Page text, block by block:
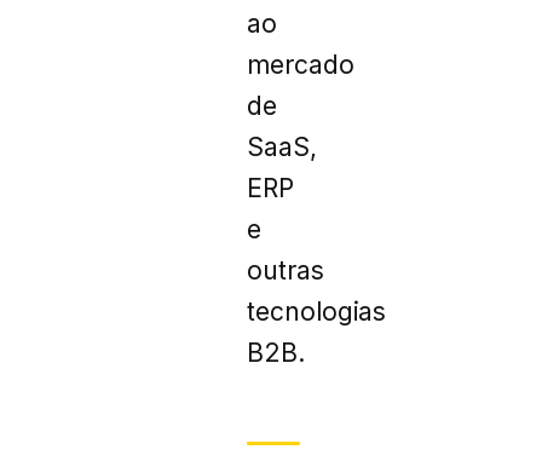
ao
mercado
de
SaaS,
ERP
e
outras
tecnologias
B2B.